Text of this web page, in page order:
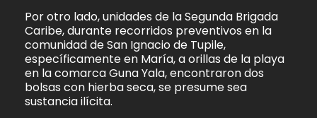
Por otro lado, unidades de la Segunda Brigada
Caribe, durante recorridos preventivos en la
comunidad de San Ignacio de Tupile,
específicamente en María, a orillas de la playa
en la comarca Guna Yala, encontraron dos
bolsas con hierba seca, se presume sea
sustancia ilícita.